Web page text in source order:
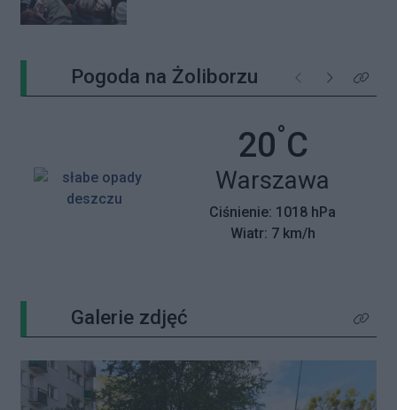
Pogoda na Żoliborzu Poprzednie
NastępneKliknij
20°C
Miasto:
Warszawa
Ciśnienie: 1018 hPa
Wiatr: 7 km/h
Galerie zdjęć Kliknij